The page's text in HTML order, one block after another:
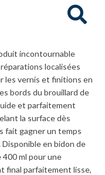
incontournable
localisées
les vernis et finitions en
bords du brouillard de
et parfaitement
la surface dès
fait gagner un temps
en bidon de
ml pour une
final parfaitement lisse,